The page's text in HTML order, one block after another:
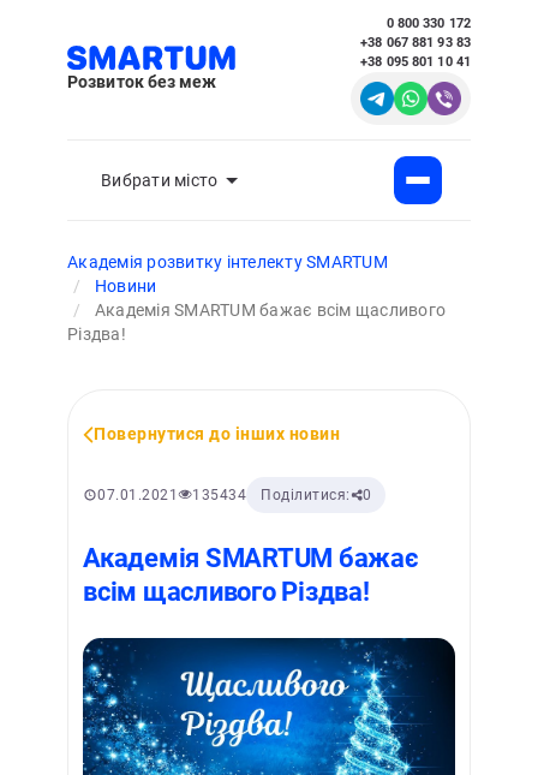
Розвиток без меж
Вибрати місто
0 800 330 172
+38 067 881 93 83
+38 095 801 10 41
Академія розвитку інтелекту SMARTUM
Новини
Академія SMARTUM бажає всім щасливого
Різдва!
Повернутися до інших новин
07.01.2021 Поділитися: 0
135434
Академія SMARTUM бажає
всім щасливого Різдва!